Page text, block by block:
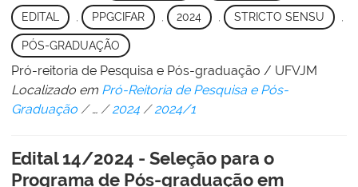
EDITAL , PPGCIFAR , 2024 , STRICTO SENSU ,
PÓS-GRADUAÇÃO
Pró-reitoria de Pesquisa e Pós-graduação / UFVJM
Localizado em Pró-Reitoria de Pesquisa e Pós-
Graduação /… /2024 /2024/1
Edital 14/2024 - Seleção para o
Programa de Pós-graduação em